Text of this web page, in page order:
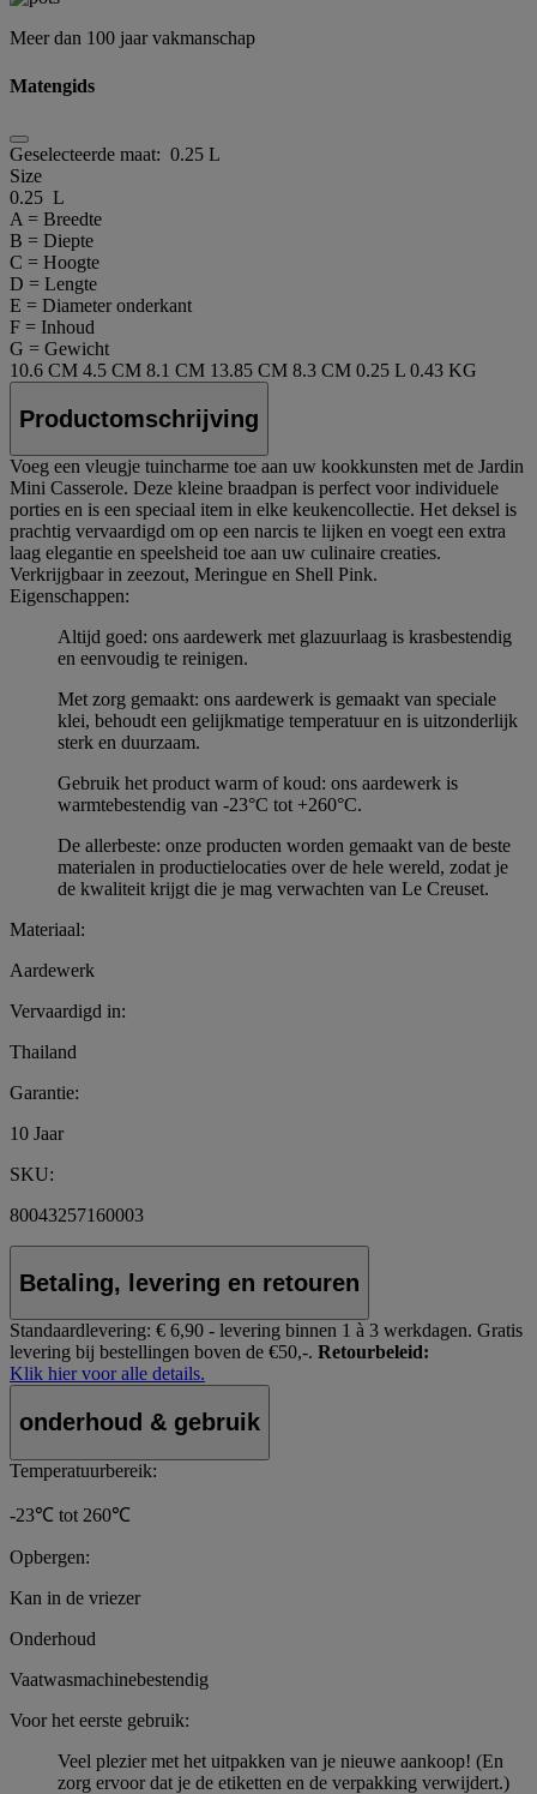
Meer dan 100 jaar vakmanschap
Matengids
Geselecteerde maat: 0.25 L
Size
0.25 L
A = Breedte
B = Diepte
C = Hoogte
D = Lengte
E = Diameter onderkant
F = Inhoud
G = Gewicht
10.6 CM 4.5 CM 8.1 CM 13.85 CM 8.3 CM 0.25 L 0.43 KG
Productomschrijving
Voeg een vleugje tuincharme toe aan uw kookkunsten met de Jardin
Mini Casserole. Deze kleine braadpan is perfect voor individuele
porties en is een speciaal item in elke keukencollectie. Het deksel is
prachtig vervaardigd om op een narcis te lijken en voegt een extra
laag elegantie en speelsheid toe aan uw culinaire creaties.
Verkrijgbaar in zeezout, Meringue en Shell Pink.
Eigenschappen:
Altijd goed: ons aardewerk met glazuurlaag is krasbestendig
en eenvoudig te reinigen.
Met zorg gemaakt: ons aardewerk is gemaakt van speciale
klei, behoudt een gelijkmatige temperatuur en is uitzonderlijk
sterk en duurzaam.
Gebruik het product warm of koud: ons aardewerk is
warmtebestendig van -23°C tot +260°C.
De allerbeste: onze producten worden gemaakt van de beste
materialen in productielocaties over de hele wereld, zodat je
de kwaliteit krijgt die je mag verwachten van Le Creuset.
Materiaal:
Aardewerk
Vervaardigd in:
Thailand
Garantie:
10 Jaar
SKU:
80043257160003
Betaling, levering en retouren
Standaardlevering: € 6,90 - levering binnen 1 à 3 werkdagen. Gratis
levering bij bestellingen boven de €50,-. Retourbeleid:
Klik hier voor alle details.
onderhoud & gebruik
Temperatuurbereik:
-23℃ tot 260℃
Opbergen:
Kan in de vriezer
Onderhoud
Vaatwasmachinebestendig
Voor het eerste gebruik:
Veel plezier met het uitpakken van je nieuwe aankoop! (En
zorg ervoor dat je de etiketten en de verpakking verwijdert.)